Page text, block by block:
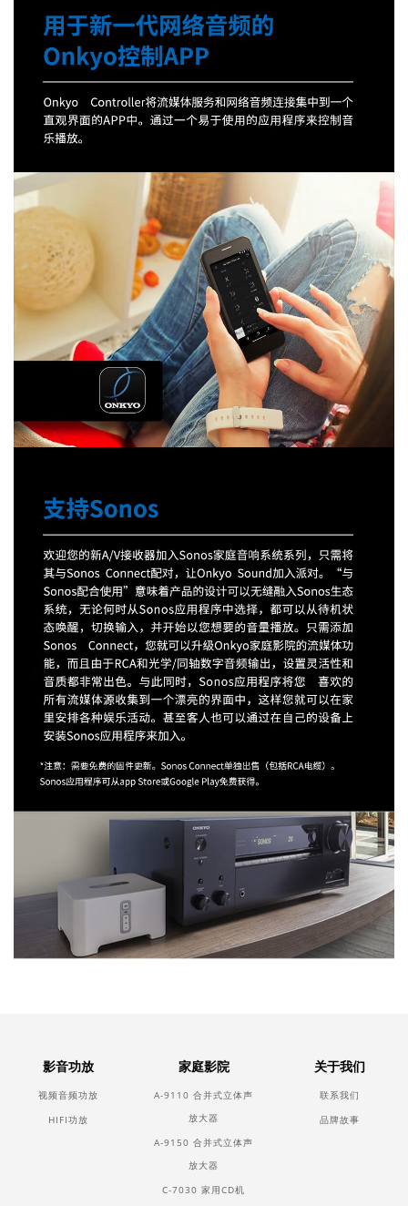
影音功放
视频音频功放
HIFI功放
家庭影院
A-9110 合并式立体声
放大器
A-9150 合并式立体声
放大器
C-7030 家用CD机
关于我们
联系我们
品牌故事